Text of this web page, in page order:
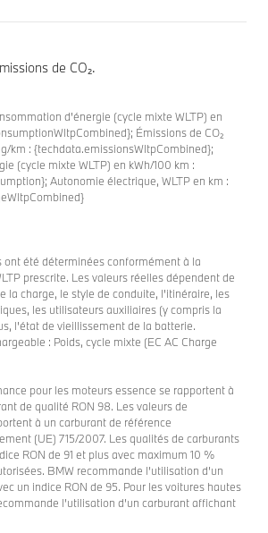
de CO₂.
d'énergie (cycle mixte WLTP) en
Émissions de CO₂
km : {techdata.emissionsWltpCombined};
(cycle mixte WLTP) en kWh/100 km :
Autonomie électrique, WLTP en km :
ont été déterminées conformément à la
prescrite. Les valeurs réelles dépendent de
la charge, le style de conduite, l'itinéraire, les
les utilisateurs auxiliaires (y compris la
l'état de vieillissement de la batterie.
: Poids, cycle mixte (EC AC Charge
pour les moteurs essence se rapportent à
de qualité RON 98. Les valeurs de
à un carburant de référence
(UE) 715/2007. Les qualités de carburants
RON de 91 et plus avec maximum 10 %
BMW recommande l’utilisation d’un
un indice RON de 95. Pour les voitures hautes
l’utilisation d’un carburant affichant